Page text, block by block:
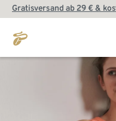
Gratisversand ab 29 € &